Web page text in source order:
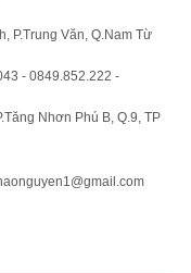
P.Trung Văn, Q.Nam Từ
- 0849.852.222 -
Nhơn Phú B, Q.9, TP